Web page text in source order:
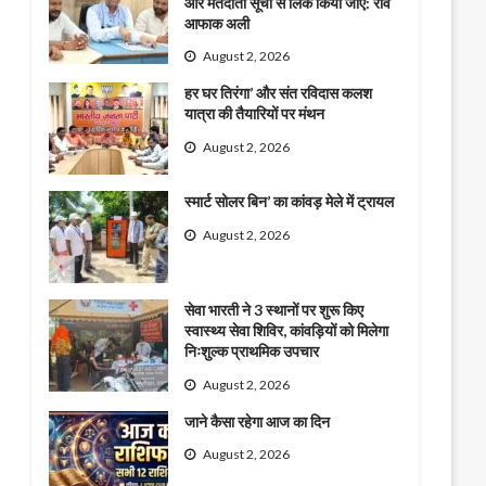
आफाक अली
August 2, 2026
हर घर तिरंगा’ और संत रविदास कलश
यात्रा की तैयारियों पर मंथन
August 2, 2026
स्मार्ट सोलर बिन’ का कांवड़ मेले में ट्रायल
August 2, 2026
सेवा भारती ने 3 स्थानों पर शुरू किए
स्वास्थ्य सेवा शिविर, कांवड़ियों को मिलेगा
निःशुल्क प्राथमिक उपचार
August 2, 2026
जाने कैसा रहेगा आज का दिन
August 2, 2026